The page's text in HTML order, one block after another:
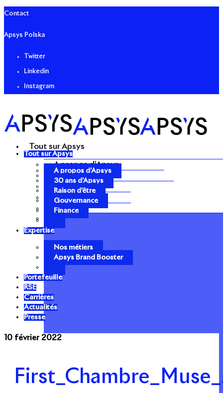
Contact
Apsys Polska
Twitter
Linkedin
Instagram
Tout sur Apsys
A propos d’Apsys
30 ans d’Apsys
Raison d’être
Gouvernance
Finance
Tout sur Apsys
A propos d’Apsys
30 ans d’Apsys
Raison d’être
Gouvernance
Finance
Expertise
Nos métiers
Apsys Brand Booster
Portefeuille
RSE
Carrières
Actualités
Presse
10 février 2022